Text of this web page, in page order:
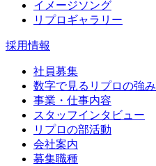
イメージソング
リプロギャラリー
採用情報
社員募集
数字で見るリプロの強み
事業・仕事内容
スタッフインタビュー
リプロの部活動
会社案内
募集職種